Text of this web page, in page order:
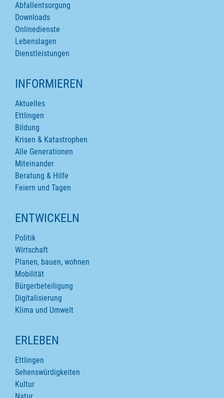
Abfallentsorgung
Downloads
Onlinedienste
Lebenslagen
Dienstleistungen
INFORMIEREN
Aktuelles
Ettlingen
Bildung
Krisen & Katastrophen
Alle Generationen
Miteinander
Beratung & Hilfe
Feiern und Tagen
ENTWICKELN
Politik
Wirtschaft
Planen, bauen, wohnen
Mobilität
Bürgerbeteiligung
Digitalisierung
Klima und Umwelt
ERLEBEN
Ettlingen
Sehenswürdigkeiten
Kultur